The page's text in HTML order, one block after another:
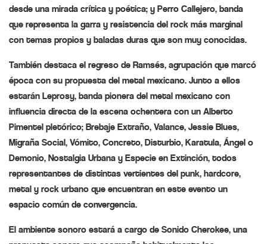
desde una mirada crítica y poética; y Perro Callejero, banda
que representa la garra y resistencia del rock más marginal
con temas propios y baladas duras que son muy conocidas.
También destaca el regreso de Ramsés, agrupación que marcó
época con su propuesta del metal mexicano. Junto a ellos
estarán Leprosy, banda pionera del metal mexicano con
influencia directa de la escena ochentera con un Alberto
Pimentel pletórico; Brebaje Extraño, Valance, Jessie Blues,
Migraña Social, Vómito, Concreto, Disturbio, Karatula, Ángel o
Demonio, Nostalgia Urbana y Especie en Extinción, todos
representantes de distintas vertientes del punk, hardcore,
metal y rock urbano que encuentran en este evento un
espacio común de convergencia.
El ambiente sonoro estará a cargo de Sonido Cherokee, una